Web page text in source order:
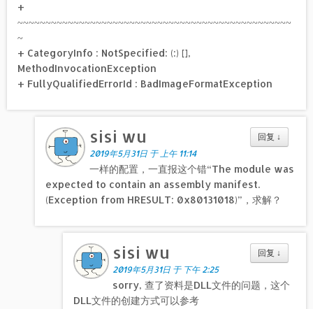
+
~~~~~~~~~~~~~~~~~~~~~~~~~~~~~~~~~~~~~~~~~~~~~~~~~
~
+ CategoryInfo : NotSpecified: (:) [],
MethodInvocationException
+ FullyQualifiedErrorId : BadImageFormatException
回复 ↓
sisi wu
2019年5月31日 于 上午 11:14
一样的配置，一直报这个错“The module was
expected to contain an assembly manifest.
(Exception from HRESULT: 0x80131018)”，求解？
回复 ↓
sisi wu
2019年5月31日 于 下午 2:25
sorry, 查了资料是DLL文件的问题，这个
DLL文件的创建方式可以参考